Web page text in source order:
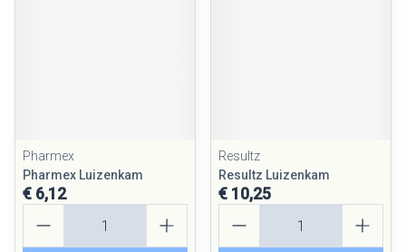
Pharmex
Pharmex Luizenkam
€ 6,12
Resultz
Resultz Luizenkam
€ 10,25